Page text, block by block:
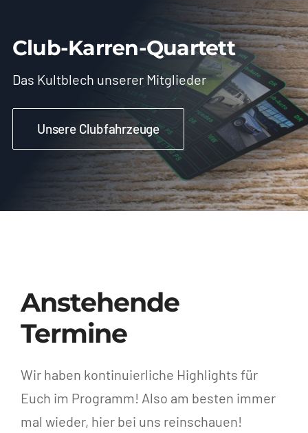
Club-Karren-Quartett
Das Kultblech unserer Mitglieder
Unsere Clubfahrzeuge
Anstehende
Termine
Wir haben kontinuierliche Highlights für
Euch im Programm! Also am besten immer
mal wieder, hier bei uns reinschauen!